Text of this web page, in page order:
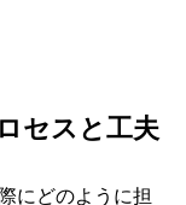
セスと工夫
にどのように担